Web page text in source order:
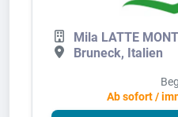
Mila LATTE
Bruneck, Italien
Ab sofort /